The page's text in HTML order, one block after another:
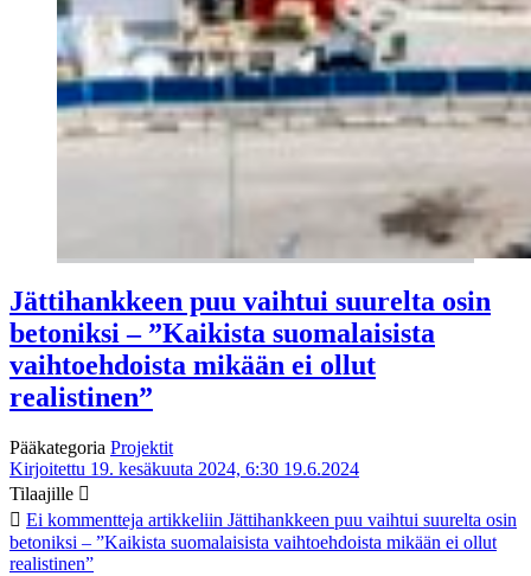
Jättihankkeen puu vaihtui suurelta osin
betoniksi – ”Kaikista suomalaisista
vaihtoehdoista mikään ei ollut
realistinen”
Pääkategoria Projektit
Kirjoitettu 19. kesäkuuta 2024, 6:30 19.6.2024
Tilaajille
Ei kommentteja artikkeliin Jättihankkeen puu vaihtui suurelta osin
betoniksi – ”Kaikista suomalaisista vaihtoehdoista mikään ei ollut
realistinen”